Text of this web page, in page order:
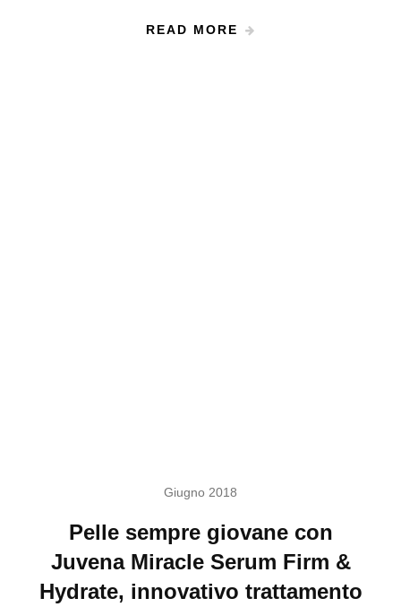
READ MORE
Giugno 2018
Pelle sempre giovane con
Juvena Miracle Serum Firm &
Hydrate, innovativo trattamento